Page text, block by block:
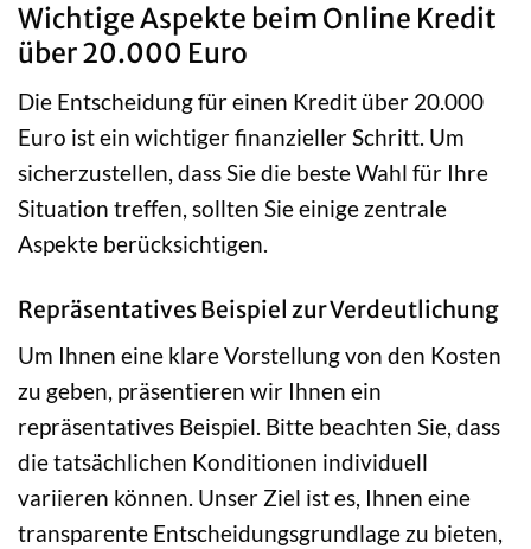
Wichtige Aspekte beim Online Kredit
über 20.000 Euro
Die Entscheidung für einen Kredit über 20.000
Euro ist ein wichtiger finanzieller Schritt. Um
sicherzustellen, dass Sie die beste Wahl für Ihre
Situation treffen, sollten Sie einige zentrale
Aspekte berücksichtigen.
Repräsentatives Beispiel zur Verdeutlichung
Um Ihnen eine klare Vorstellung von den Kosten
zu geben, präsentieren wir Ihnen ein
repräsentatives Beispiel. Bitte beachten Sie, dass
die tatsächlichen Konditionen individuell
variieren können. Unser Ziel ist es, Ihnen eine
transparente Entscheidungsgrundlage zu bieten,